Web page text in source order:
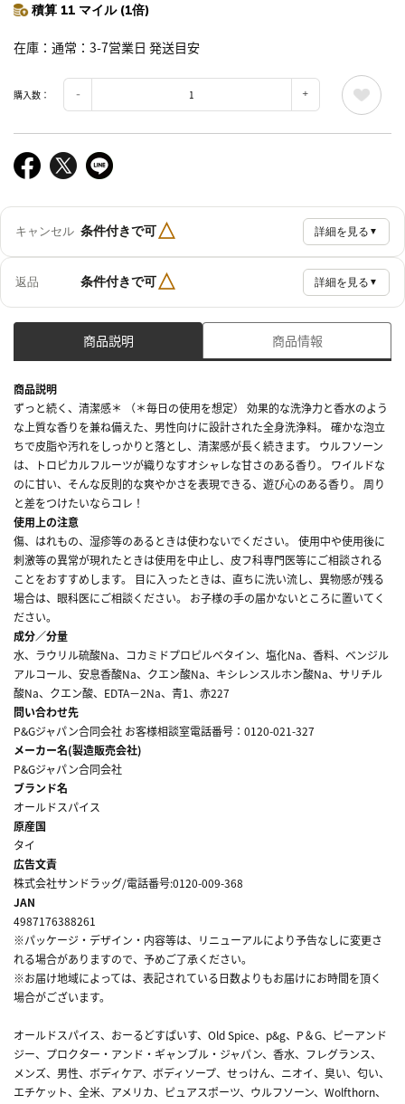
積算 11 マイル (1倍)
在庫 通常：3-7営業日 発送目安
購入数：
キャンセル 条件付きで可△ 詳細を見る ▼
返品 条件付きで可△ 詳細を見る ▼
商品説明 商品情報
商品説明
ずっと続く、清潔感＊ （＊毎日の使用を想定） 効果的な洗浄力と香水のよう
な上質な香りを兼ね備えた、男性向けに設計された全身洗浄料。 確かな泡立
ちで皮脂や汚れをしっかりと落とし、清潔感が長く続きます。 ウルフソーン
は、トロピカルフルーツが織りなすオシャレな甘さのある香り。 ワイルドな
のに甘い、そんな反則的な爽やかさを表現できる、遊び心のある香り。 周り
と差をつけたいならコレ！
使用上の注意
傷、はれもの、湿疹等のあるときは使わないでください。 使用中や使用後に
刺激等の異常が現れたときは使用を中止し、皮フ科専門医等にご相談される
ことをおすすめします。 目に入ったときは、直ちに洗い流し、異物感が残る
場合は、眼科医にご相談ください。 お子様の手の届かないところに置いてく
ださい。
成分／分量
水、ラウリル硫酸Na、コカミドプロピルベタイン、塩化Na、香料、ベンジル
アルコール、安息香酸Na、クエン酸Na、キシレンスルホン酸Na、サリチル
酸Na、クエン酸、EDTA－2Na、青1、赤227
問い合わせ先
P&Gジャパン合同会社 お客様相談室電話番号：0120-021-327
メーカー名(製造販売会社)
P&Gジャパン合同会社
ブランド名
オールドスパイス
原産国
タイ
広告文責
株式会社サンドラッグ/電話番号:0120-009-368
JAN
4987176388261
※パッケージ・デザイン・内容等は、リニューアルにより予告なしに変更さ
れる場合がありますので、予めご了承ください。
※お届け地域によっては、表記されている日数よりもお届けにお時間を頂く
場合がございます。
オールドスパイス、おーるどすぱいす、Old Spice、p&g、P＆G、ピーアンド
ジー、プロクター・アンド・ギャンブル・ジャパン、香水、フレグランス、
メンズ、男性、ボディケア、ボディソープ、せっけん、ニオイ、臭い、匂い、
エチケット、全米、アメリカ、ピュアスポーツ、ウルフソーン、Wolfthorn、